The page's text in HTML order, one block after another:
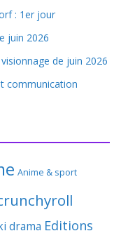
: 1er jour
juin 2026
de juin 2026
communication
Anime & sport
drama Editions